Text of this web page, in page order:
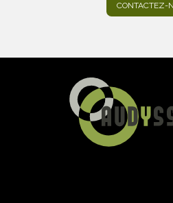
CONTACTEZ-